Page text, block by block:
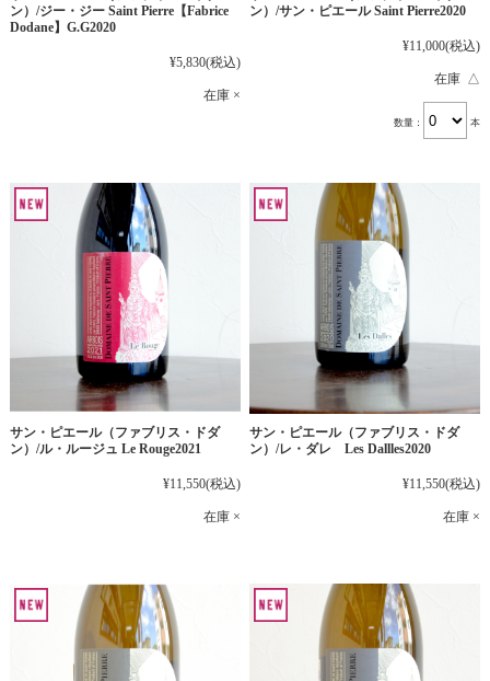
ン）/ジー・ジー Saint Pierre【Fabrice
Dodane】G.G2020
¥5,830(税込)
在庫 ×
ン）/サン・ピエール Saint Pierre2020
¥11,000(税込)
在庫 △
数量： 本
サン・ピエール（ファブリス・ドダ
ン）/ル・ルージュ Le Rouge2021
¥11,550(税込)
在庫 ×
サン・ピエール（ファブリス・ドダ
ン）/レ・ダレ Les Dallles2020
¥11,550(税込)
在庫 ×